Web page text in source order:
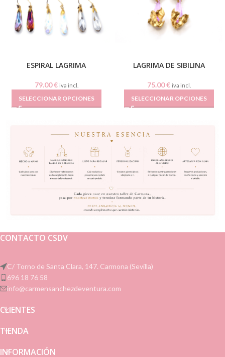
ESPIRAL LAGRIMA
79.00€ iva incl.
SELECCIONAR OPCIONES
LAGRIMA DE SIBILINA
75.00€ iva incl.
SELECCIONAR OPCIONES
CONTACTO CSDV
C/ Torno de Santa Clara, 147. Carmona (Sevilla)
696 18 76 58
info@carmensanchezdeventura.com
CLIENTES
TIENDA
INFORMACIÓN